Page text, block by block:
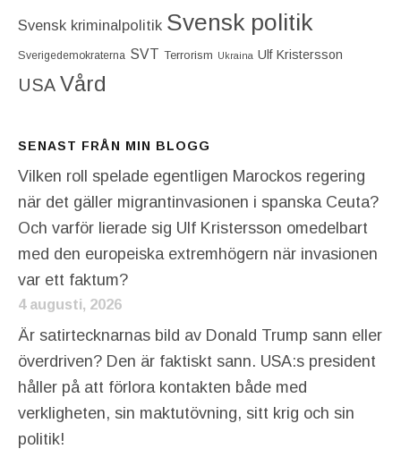
Svensk kriminalpolitik Svensk politik
Sverigedemokraterna SVT Terrorism Ukraina Ulf Kristersson
USA Vård
SENAST FRÅN MIN BLOGG
Vilken roll spelade egentligen Marockos regering
när det gäller migrantinvasionen i spanska Ceuta?
Och varför lierade sig Ulf Kristersson omedelbart
med den europeiska extremhögern när invasionen
var ett faktum?
4 augusti, 2026
Är satirtecknarnas bild av Donald Trump sann eller
överdriven? Den är faktiskt sann. USA:s president
håller på att förlora kontakten både med
verkligheten, sin maktutövning, sitt krig och sin
politik!